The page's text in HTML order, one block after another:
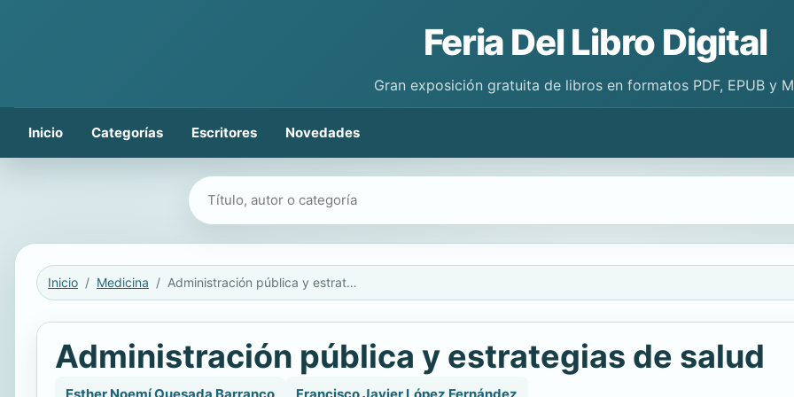
Feria Del Libro Digital
Gran exposición gratuita de libros en formatos PDF, EPUB y
Inicio Categorías Escritores Novedades
Buscar libros
Inicio Medicina Administración pública y estrategias de salud
Administración pública y estrategias de salud